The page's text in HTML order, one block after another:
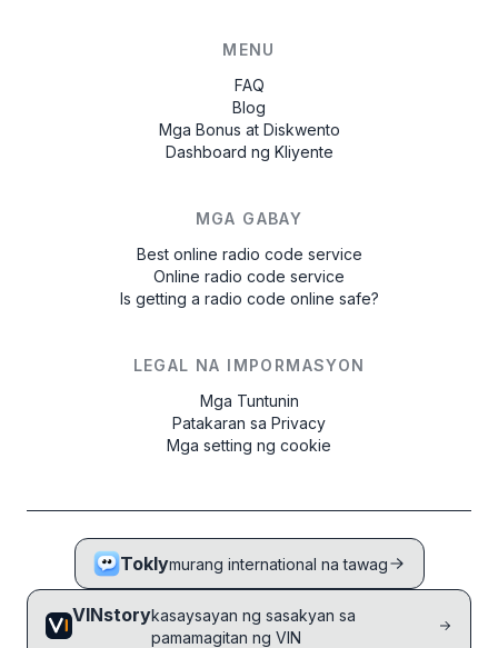
MENU
FAQ
Blog
Mga Bonus at Diskwento
Dashboard ng Kliyente
MGA GABAY
Best online radio code service
Online radio code service
Is getting a radio code online safe?
LEGAL NA IMPORMASYON
Mga Tuntunin
Patakaran sa Privacy
Mga setting ng cookie
Toklymurang international na tawag
VINstorykasaysayan ng sasakyan sa
pamamagitan ng VIN